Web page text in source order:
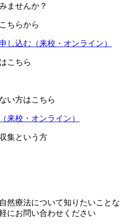
ませんか？
ちらから
し込む （来校・オンライン）
こちら
い方はこちら
（来校・オンライン）
集という方
然療法について知りたいことな
にお問い合わせください